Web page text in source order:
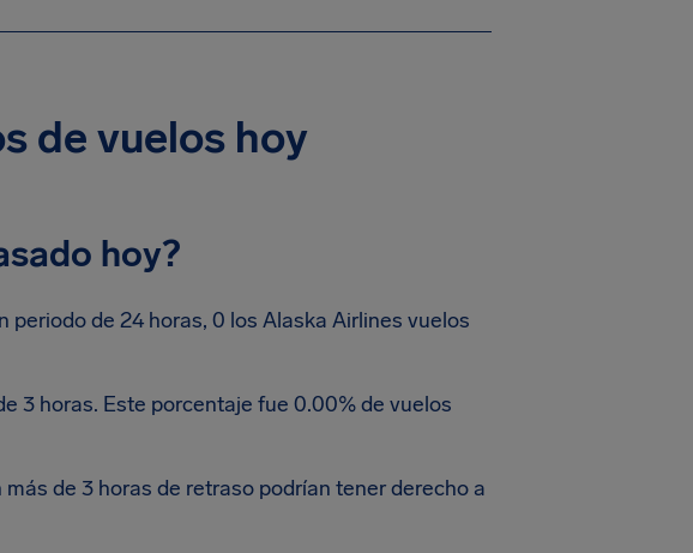
de vuelos hoy
hoy?
de 24 horas, 0 los Alaska Airlines vuelos
3 horas. Este porcentaje fue 0.00% de vuelos
de 3 horas de retraso podrían tener derecho a